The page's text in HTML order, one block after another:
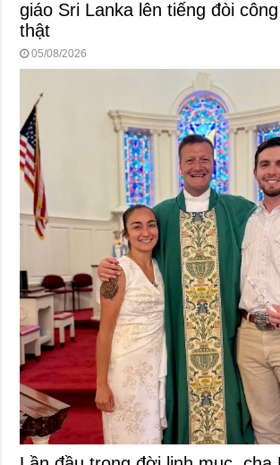
giáo Sri Lanka lên tiếng đòi
thật
05/08/2026